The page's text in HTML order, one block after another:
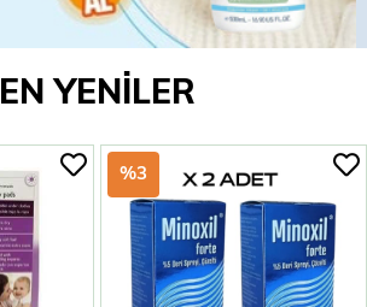
EN YENİLER
%3